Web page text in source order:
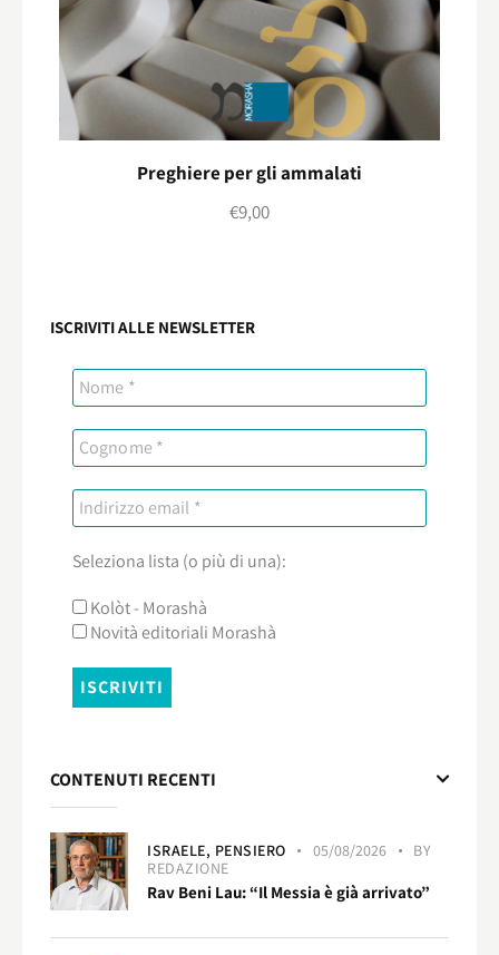
Preghiere per gli ammalati
€9,00
ISCRIVITI ALLE NEWSLETTER
Seleziona lista (o più di una):
Kolòt - Morashà
Novità editoriali Morashà
CONTENUTI RECENTI
ISRAELE, PENSIERO 05/08/2026
BY
REDAZIONE
Rav Beni Lau: “Il Messia è già arrivato”